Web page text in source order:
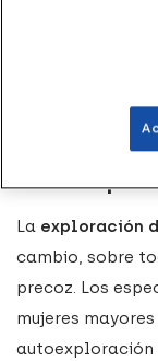
por ello es
¿Por qué
La exploración
cambio, sobre
precoz. Los
mujeres
autoexploración